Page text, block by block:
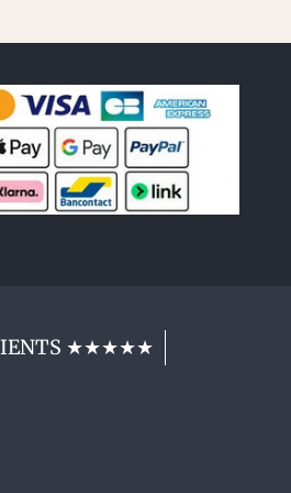
★★★★★